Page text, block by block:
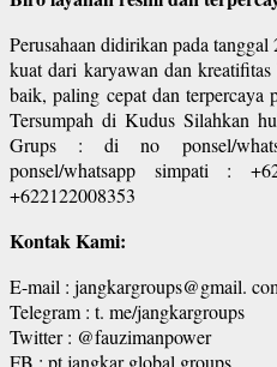
Perusahaan didirikan pada
kuat dari karyawan dan
baik, paling cepat dan terpercaya
Tersumpah di Kudus Silahkan
Grups : di no ponsel/
ponsel/whatsapp simpati :
+622122008353
Kontak Kami:
E-mail : jangkargroups@gmail.
Telegram : t. me/jangkargroups
Twitter : @fauzimanpower
FB : pt jangkar global groups